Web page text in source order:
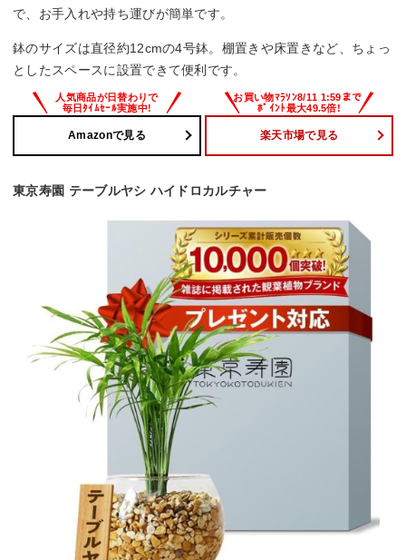
で、お手入れや持ち運びが簡単です。
鉢のサイズは直径約12cmの4号鉢。棚置きや床置きなど、ちょっ
としたスペースに設置できて便利です。
Amazonで見る 楽天市場で見る
東京寿園 テーブルヤシ ハイドロカルチャー